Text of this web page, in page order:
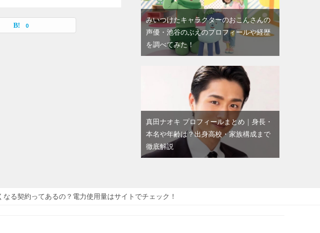
0
みいつけたキャラクターのおこんさんの
声優・池谷のぶえのプロフィールや経歴
を調べてみた！
真田ナオキ プロフィールまとめ｜身長・
本名や年齢は？出身高校・家族構成まで
徹底解説
る契約ってあるの？電力使用量はサイトでチェック！